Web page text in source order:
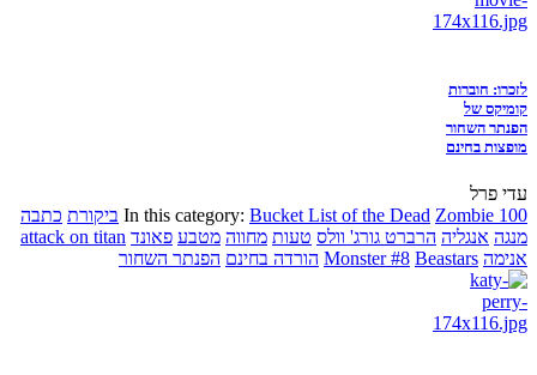
לזכרו: חוברות
קומיקס של
הפנתר השחור
מופצות בחינם
עדי פרל
In this category: Bucket List of the Dead Zombie 100 ביקורת כתבה
מנגה אנגליה הרברט גורג' וולס טעות מחווה מטבע פאונד attack on titan
אנימה
Monster #8 Beastars הורדה בחינם הפנתר השחור